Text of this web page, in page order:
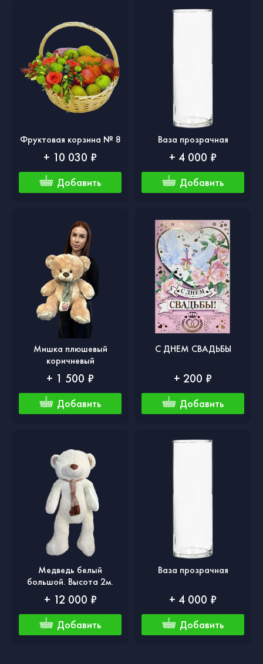
Фруктовая корзина № 8
+ 10 030 ₽
Добавить
Ваза прозрачная
+ 4 000 ₽
Добавить
Мишка плюшевый
коричневый
+ 1 500 ₽
Добавить
С ДНЕМ СВАДЬБЫ
+ 200 ₽
Добавить
Медведь белый
большой. Высота 2м.
+ 12 000 ₽
Добавить
Ваза прозрачная
+ 4 000 ₽
Добавить